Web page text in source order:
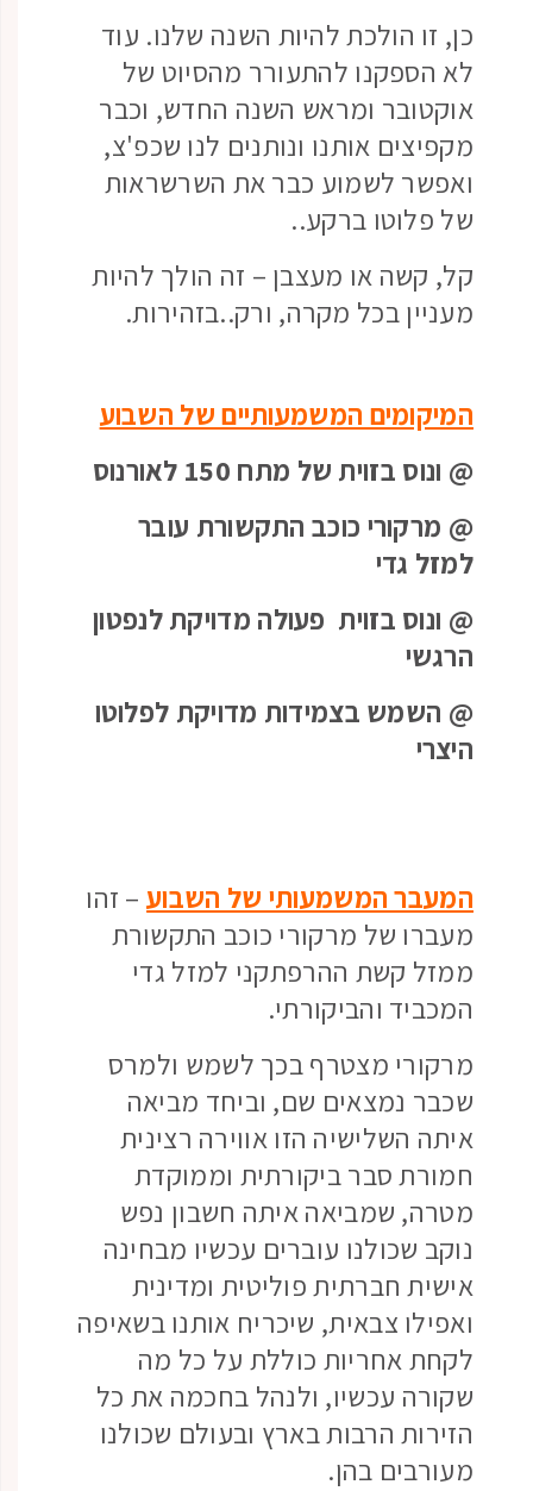
כן, זו הולכת להיות השנה שלנו. עוד
לא הספקנו להתעורר מהסיוט של
אוקטובר ומראש השנה החדש, וכבר
מקפיצים אותנו ונותנים לנו שכפ'צ,
ואפשר לשמוע כבר את השרשראות
של פלוטו ברקע..
קל, קשה או מעצבן – זה הולך להיות
מעניין בכל מקרה, ורק..בזהירות.
המיקומים המשמעותיים של השבוע
@ ונוס בזוית של מתח 150 לאורנוס
@ מרקורי כוכב התקשורת עובר
למזל גדי
@ ונוס בזוית פעולה מדויקת לנפטון
הרגשי
@ השמש בצמידות מדויקת לפלוטו
היצרי
המעבר המשמעותי של השבוע– זהו
מעברו של מרקורי כוכב התקשורת
ממזל קשת ההרפתקני למזל גדי
המכביד והביקורתי.
מרקורי מצטרף בכך לשמש ולמרס
שכבר נמצאים שם, וביחד מביאה
איתה השלישיה הזו אווירה רצינית
חמורת סבר ביקורתית וממוקדת
מטרה, שמביאה איתה חשבון נפש
נוקב שכולנו עוברים עכשיו מבחינה
אישית חברתית פוליטית ומדינית
ואפילו צבאית, שיכריח אותנו בשאיפה
לקחת אחריות כוללת על כל מה
שקורה עכשיו, ולנהל בחכמה את כל
הזירות הרבות בארץ ובעולם שכולנו
מעורבים בהן.